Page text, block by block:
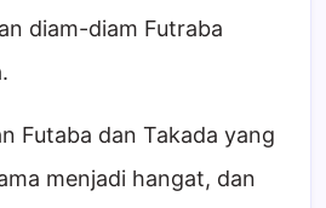
diam-diam Futraba
Futaba dan Takada yang
menjadi hangat, dan